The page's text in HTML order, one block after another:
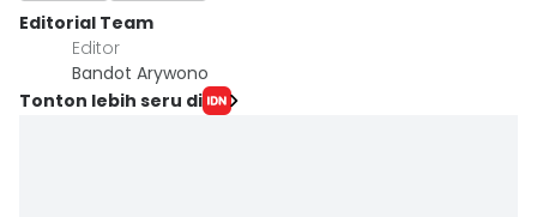
Editorial Team
Editor
Bandot Arywono
Tonton lebih seru di